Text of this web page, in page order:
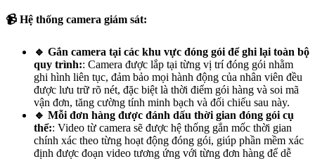
📹 Hệ thống camera giám sát:
🔹 Gắn camera tại các khu vực đóng gói để ghi lại toàn bộ
quy trình:: Camera được lắp tại từng vị trí đóng gói nhằm
ghi hình liên tục, đảm bảo mọi hành động của nhân viên đều
được lưu trữ rõ nét, đặc biệt là thời điểm gói hàng và soi mã
vận đơn, tăng cường tính minh bạch và đối chiếu sau này.
🔹 Mỗi đơn hàng được đánh dấu thời gian đóng gói cụ
thể:: Video từ camera sẽ được hệ thống gắn mốc thời gian
chính xác theo từng hoạt động đóng gói, giúp phần mềm xác
định được đoạn video tương ứng với từng đơn hàng để dễ